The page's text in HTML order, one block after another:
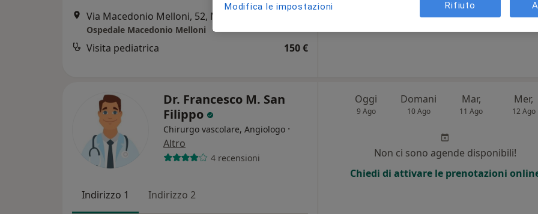
Via Macedonio Melloni, 52, Milano
Ospedale Macedonio Melloni
Visita pediatrica 150 €
Dr. Francesco M. San
Filippo
Chirurgo vascolare, Angiologo ·
Altro
4 recensioni
Indirizzo 1 Indirizzo 2
Oggi
9 Ago
Domani
10 Ago
Mar,
11 Ago
Mer,
12 Ago
Non ci sono agende disponibili!
Chiedi di attivare le prenotazioni
Modifica le impostazioni Rifiuto